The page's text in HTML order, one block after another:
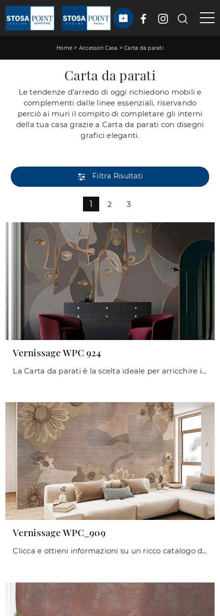
Home > Accessori Casa >Carta da parati
Carta da parati
Le tendenze d'arredo di oggi richiedono mobili e
complementi dalle linee essenziali, riservando
perciò ai muri il compito di completare gli interni
della tua casa grazie a Carta da parati con disegni
grafici eleganti.
Filtra Risultati
1 2 3
Vernissage WPC 924
La Carta da parati è la scelta ideale per arricchire i tuoi interni! Ultima un'ambientazione design con il modello Vernissage WPC 924 di Caos ...
Vernissage WPC_909
Clicca e ottieni informazioni su un ricco catalogo di Carta da parati vinilica moderna: il modello Vernissage WPC_909 di Caos Creativo by Rossi&Co ti ...